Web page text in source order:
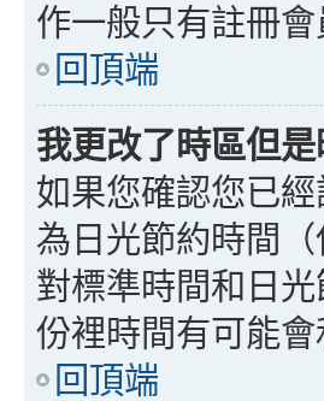
作一般只有註冊
回頂端
我更改了時區但
如果您確認您已
為日光節約時間
對標準時間和日
份裡時間有可能
回頂端